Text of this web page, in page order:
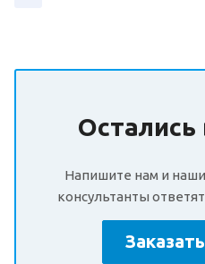
Остались
Напишите нам и
консультанты